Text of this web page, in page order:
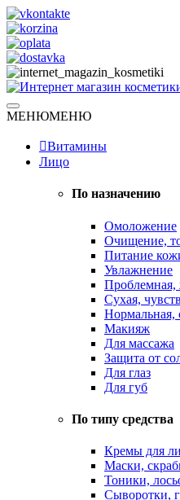
Skip
to
content
Интернет магазин
Натуральная косметика
МЕНЮМЕНЮ
Витамины
Лицо
По назначению
Омоложение
Очищение,
Питание
Увлажнение
Проблемная,
Сухая,
Нормальная,
Макияж
Для массажа
Защита от
Для глаз
Для губ
По типу средства
Кремы для
Маски,
Тоники,
Сыворотки,